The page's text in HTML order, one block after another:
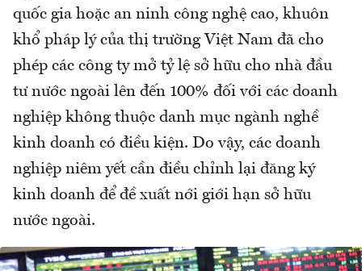
quốc gia hoặc an ninh công nghệ cao, khuôn
khổ pháp lý của thị trường Việt Nam đã cho
phép các công ty mở tỷ lệ sở hữu cho nhà đầu
tư nước ngoài lên đến 100% đối với các doanh
nghiệp không thuộc danh mục ngành nghề
kinh doanh có điều kiện. Do vậy, các doanh
nghiệp niêm yết cần điều chỉnh lại đăng ký
kinh doanh để đề xuất nới giới hạn sở hữu
nước ngoài.